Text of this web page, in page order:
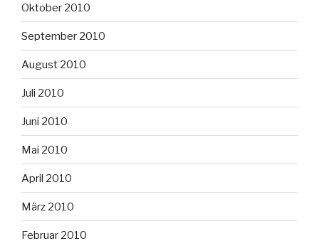
Oktober 2010
September 2010
August 2010
Juli 2010
Juni 2010
Mai 2010
April 2010
März 2010
Februar 2010